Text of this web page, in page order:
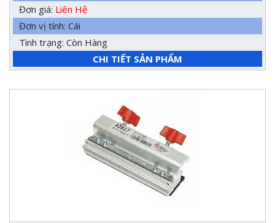
Đơn giá: Liên Hệ
Đơn vị tính: Cái
Tình trạng: Còn Hàng
CHI TIẾT SẢN PHẨM